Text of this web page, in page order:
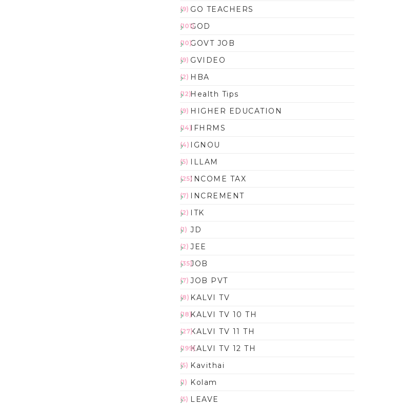
GO TEACHERS
(9)
GOD
(101)
GOVT JOB
(10)
GVIDEO
(9)
HBA
(2)
Health Tips
(12)
HIGHER EDUCATION
(9)
IFHRMS
(14)
IGNOU
(4)
ILLAM
(5)
INCOME TAX
(25)
INCREMENT
(7)
ITK
(2)
JD
(1)
JEE
(2)
JOB
(35)
JOB PVT
(7)
KALVI TV
(8)
KALVI TV 10 TH
(18)
KALVI TV 11 TH
(27)
KALVI TV 12 TH
(199)
Kavithai
(5)
Kolam
(1)
LEAVE
(5)